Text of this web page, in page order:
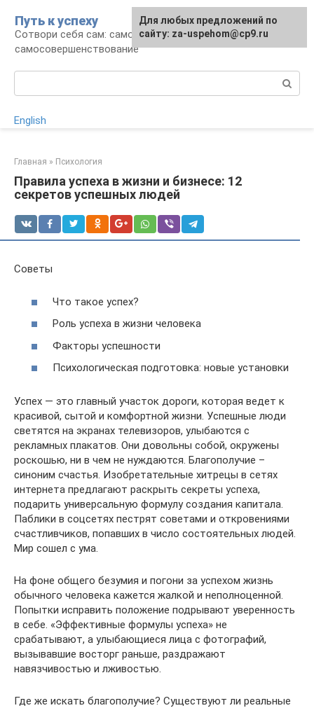
контенту
Путь к успеху
Сотвори себя сам: саморазвитие и
самосовершенствование
English
Главная » Психология
Правила успеха в жизни и бизнесе: 12
секретов успешных людей
Советы
Что такое успех?
Роль успеха в жизни человека
Факторы успешности
Психологическая подготовка: новые установки
Успех — это главный участок дороги, которая ведет к
красивой, сытой и комфортной жизни. Успешные люди
светятся на экранах телевизоров, улыбаются с
рекламных плакатов. Они довольны собой, окружены
роскошью, ни в чем не нуждаются. Благополучие –
синоним счастья. Изобретательные хитрецы в сетях
интернета предлагают раскрыть секреты успеха,
подарить универсальную формулу создания капитала.
Паблики в соцсетях пестрят советами и откровениями
счастливчиков, попавших в число состоятельных людей.
Мир сошел с ума.
На фоне общего безумия и погони за успехом жизнь
обычного человека кажется жалкой и неполноценной.
Попытки исправить положение подрывают уверенность
в себе. «Эффективные формулы успеха» не
срабатывают, а улыбающиеся лица с фотографий,
вызывавшие восторг раньше, раздражают
навязчивостью и лживостью.
Где же искать благополучие? Существуют ли реальные
Для любых предложений по
сайту: za-uspehom@cp9.ru